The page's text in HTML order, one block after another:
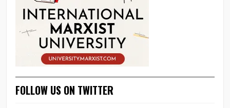
FOLLOW US ON TWITTER